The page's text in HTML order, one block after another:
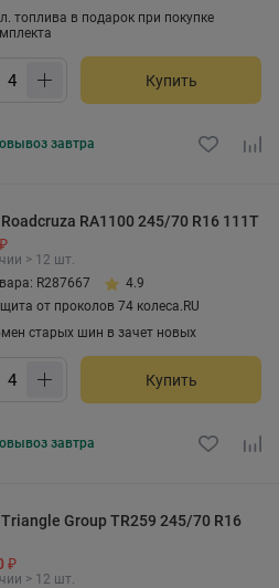
топлива в подарок при покупке
Купить
завтра
RA1100 245/70 R16 111T
> 12 шт.
R287667
4.9
от проколов 74 колеса.RU
старых шин в зачет новых
Купить
завтра
Group TR259 245/70 R16
₽
> 12 шт.